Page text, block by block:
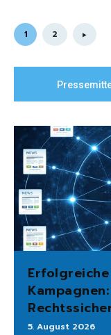
1 2
5. August 2026